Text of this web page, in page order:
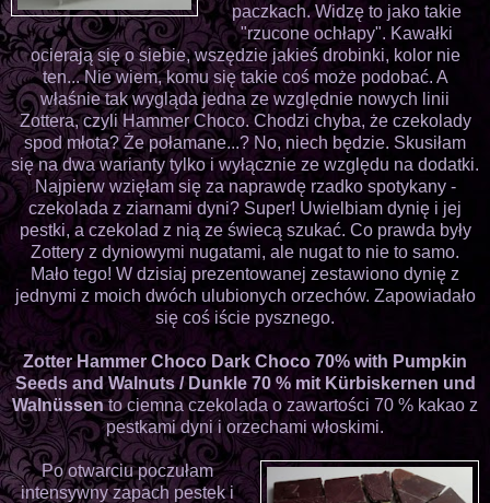
paczkach. Widzę to jako takie
"rzucone ochłapy". Kawałki
ocierają się o siebie, wszędzie jakieś drobinki, kolor nie
ten... Nie wiem, komu się takie coś może podobać. A
właśnie tak wygląda jedna ze względnie nowych linii
Zottera, czyli Hammer Choco. Chodzi chyba, że czekolady
spod młota? Że połamane...? No, niech będzie. Skusiłam
się na dwa warianty tylko i wyłącznie ze względu na dodatki.
Najpierw wzięłam się za naprawdę rzadko spotykany -
czekolada z ziarnami dyni? Super! Uwielbiam dynię i jej
pestki, a czekolad z nią ze świecą szukać. Co prawda były
Zottery z dyniowymi nugatami, ale nugat to nie to samo.
Mało tego! W dzisiaj prezentowanej zestawiono dynię z
jednymi z moich dwóch ulubionych orzechów. Zapowiadało
się coś iście pysznego.
Zotter Hammer Choco Dark Choco 70% with Pumpkin
Seeds and Walnuts / Dunkle 70 % mit Kürbiskernen und
Walnüssento ciemna czekolada o zawartości 70 % kakao z
pestkami dyni i orzechami włoskimi.
Po otwarciu poczułam
intensywny zapach pestek i